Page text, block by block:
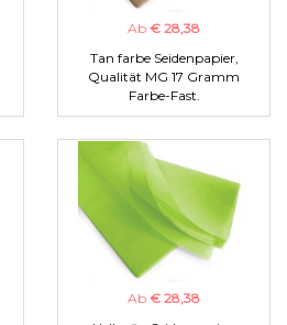
Ab € 28,38
Tan farbe Seidenpapier,
Qualität MG 17 Gramm
Farbe-Fast.
Ab € 28,38